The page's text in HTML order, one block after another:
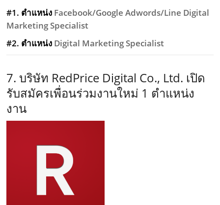
#1. ตำแหน่ง Facebook/Google Adwords/Line Digital
Marketing Specialist
#2. ตำแหน่ง Digital Marketing Specialist
7. บริษัท RedPrice Digital Co., Ltd. เปิด
รับสมัครเพื่อนร่วมงานใหม่ 1 ตำแหน่ง
งาน